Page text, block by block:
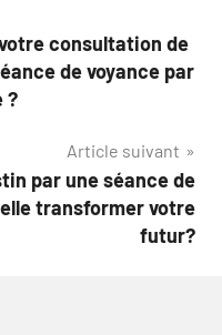
consultation de
de voyance par
?
Article suivant
par une séance de
transformer votre
futur?